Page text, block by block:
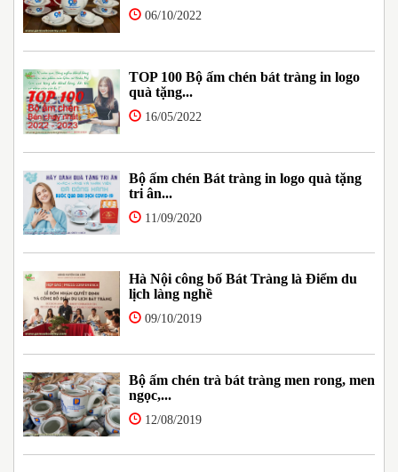
06/10/2022
TOP 100 Bộ ấm chén bát tràng in logo
quà tặng...
16/05/2022
Bộ ấm chén Bát tràng in logo quà tặng
tri ân...
11/09/2020
Hà Nội công bố Bát Tràng là Điểm du
lịch làng nghề
09/10/2019
Bộ ấm chén trà bát tràng men rong, men
ngọc,...
12/08/2019